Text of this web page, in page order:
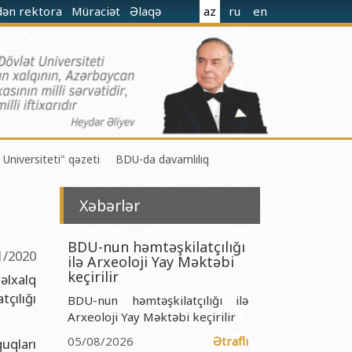
rektora Müraciət Əlaqə az ru en
adına Kataliz və Qeyri-üzvi Kimya İnstitutu
və Mexanika İnstitutu
Biologiya və Biotexnologiyalar İnstitutu
Universiteti" qəzeti BDU-da davamlılıq
2020
Xəbərlər
BDU-nun həmtəşkilatçılığı
ilə Arxeoloji Yay Məktəbi
keçirilir
BDU-nun həmtəşkilatçılığı ilə
Arxeoloji Yay Məktəbi keçirilir
05/08/2026
Ətraflı